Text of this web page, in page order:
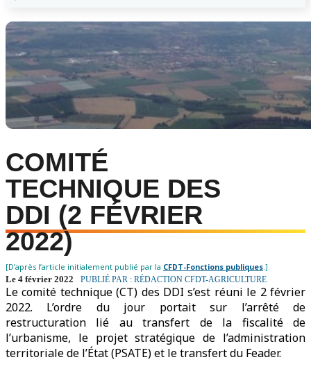
COMITÉ
TECHNIQUE DES
DDI (2 FÉVRIER
2022)
Le 4 février 2022 PUBLIÉ PAR : RÉDACTION CFDT-AGRICULTURE
[D’après l’article initialement publié par la CFDT-Fonctions publiques.]
Le comité technique (CT) des DDI s’est réuni le 2 février
2022. L’ordre du jour portait sur l’arrêté de
restructuration lié au transfert de la fiscalité de
l’urbanisme, le projet stratégique de l’administration
territoriale de l’État (PSATE) et le transfert du Feader.